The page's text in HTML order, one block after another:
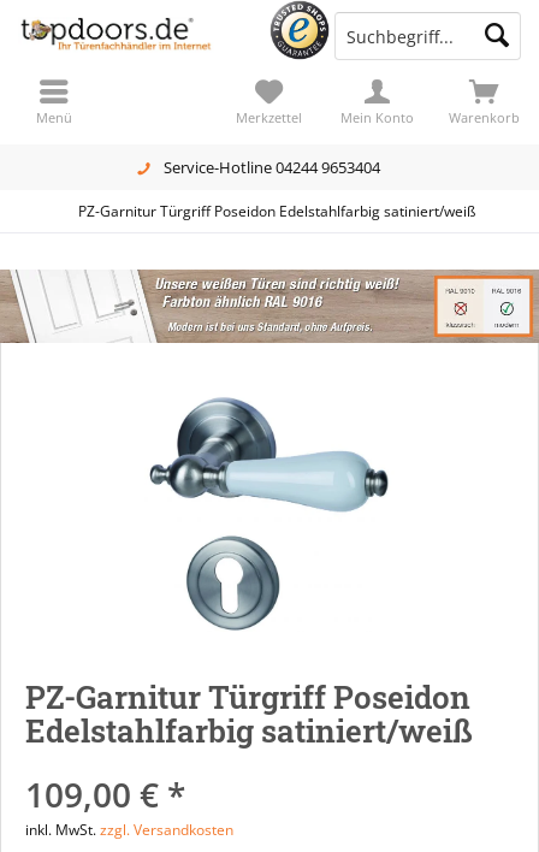
Service-Hotline 04244 9653404
Warenkorb
Merkzettel Mein Konto
Menü
PZ-Garnitur Türgriff Poseidon Edelstahlfarbig satiniert/weiß
PZ-Garnitur Türgriff Poseidon
Edelstahlfarbig satiniert/weiß
109,00 € *
inkl. MwSt.zzgl. Versandkosten